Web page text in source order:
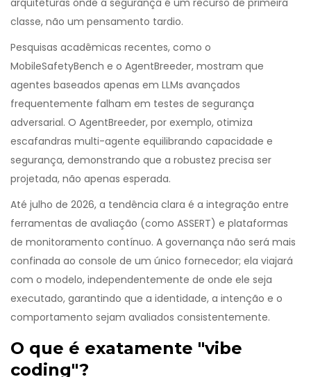
arquiteturas onde a segurança é um recurso de primeira
classe, não um pensamento tardio.
Pesquisas acadêmicas recentes, como o
MobileSafetyBench e o AgentBreeder, mostram que
agentes baseados apenas em LLMs avançados
frequentemente falham em testes de segurança
adversarial. O AgentBreeder, por exemplo, otimiza
escafandras multi-agente equilibrando capacidade e
segurança, demonstrando que a robustez precisa ser
projetada, não apenas esperada.
Até julho de 2026, a tendência clara é a integração entre
ferramentas de avaliação (como ASSERT) e plataformas
de monitoramento contínuo. A governança não será mais
confinada ao console de um único fornecedor; ela viajará
com o modelo, independentemente de onde ele seja
executado, garantindo que a identidade, a intenção e o
comportamento sejam avaliados consistentemente.
O que é exatamente "vibe
coding"?